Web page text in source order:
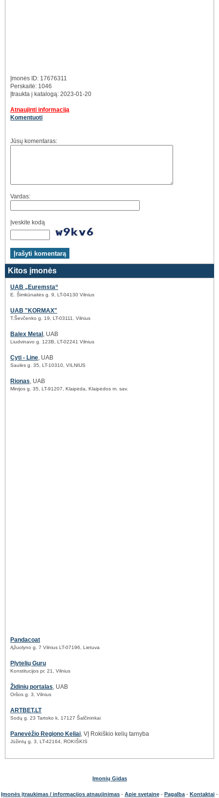
Įmonės ID: 17676311
Perskaitė: 1046
Įtraukta į katalogą: 2023-01-20
Atnaujinti informaciją
Komentuoti
Jūsų komentaras:
Vardas:
Įveskite kodą
Kitos įmonės
UAB „Euremsta“
E. Šimkūnaitės g. 9, LT-04130 Vilnius
UAB "KORMAX"
T.Ševčenko g. 19, LT-03111, Vilnius
Balex Metal , UAB
Liudvinavo g. 123B, LT-02241 Vilnius
Cyti - Line, UAB
Saulės g. 35, LT-10310, VILNIUS
Rionas, UAB
Minijos g. 35, LT-91207, Klaipėda, Klaipėdos m. sav.
Pandacoat
Ąžuolyno g. 7 Vilnius LT-07196, Lietuva
Plytelių Guru
Konstitucijos pr. 21, Vilnius
Židinių portalas, UAB
Oršos g. 3, Vilnius
ARTBET.LT
Sodų g. 23 Tartoko k, 17127 Šalčininkai
Panevėžio Regiono Keliai, VĮ Rokiškio kelių tarnyba
Jūžintų g. 3, LT-42164, ROKIŠKIS
Įmonių Gidas
Įmonės įtraukimas / informacijos atnaujinimas - Apie svetainę - Pagalba - Kontaktai -